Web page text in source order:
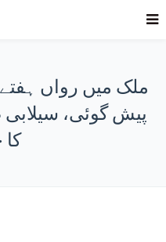
ملک میں رواں
پیش گوئی،